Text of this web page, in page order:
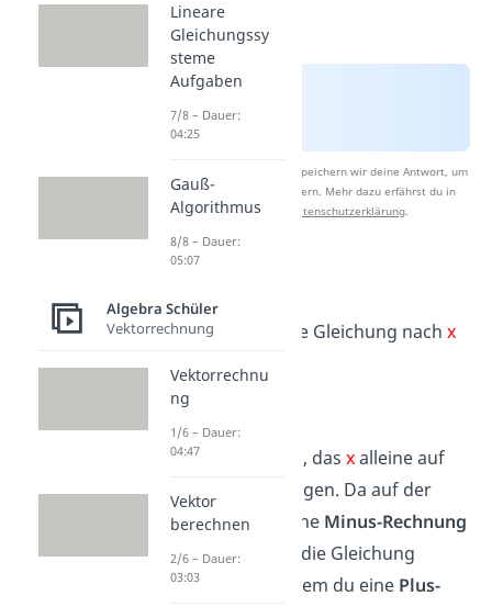
Nach Beantwortung speichern wir deine Antwort, um
Studyflix zu verbessern. Mehr dazu erfährst du in
unserer
Datenschutzerklärung
Stelle folgende Gleichung nach x
um.
Dein Ziel ist es, das xalleine auf
eine Seite bringen. Da auf der
linken Seite eine Minus-Rechnung
ist, kannst du die Gleichung
umstellen, indem du eine Plus-
Lineare
Gleichungssy
steme
Aufgaben
7/8 – Dauer:
04:25
Gauß-
Algorithmus
8/8 – Dauer:
05:07
Algebra Schüler
Vektorrechnung
Vektorrechnu
ng
1/6 – Dauer:
04:47
Vektor
berechnen
2/6 – Dauer:
03:03